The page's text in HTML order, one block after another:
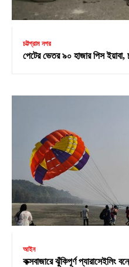
চট্টগ্রাম নগর
পেটের ভেতর ৯০ হাজার পিস ইয়াবা,
আইন
কক্সবাজারে ঝুঁকিপূর্ণ প্যারাসেইলিং